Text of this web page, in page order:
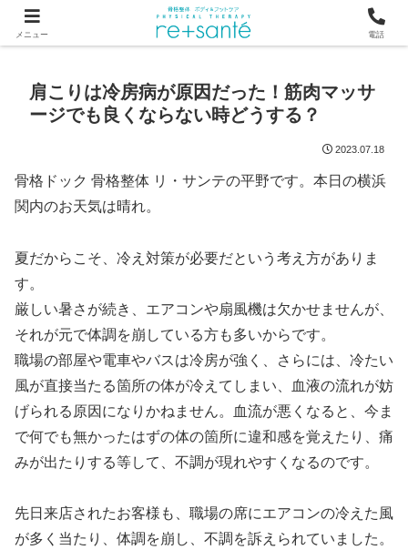
つらい首・肩こり・腰の痛みは、骨から見直す横浜市関内の整体
肩こりは冷房病が原因だった！筋肉マッサ
ージでも良くならない時どうする？
2023.07.18
骨格ドック 骨格整体 リ・サンテの平野です。本日の横浜
関内のお天気は晴れ。
夏だからこそ、冷え対策が必要だという考え方がありま
す。
厳しい暑さが続き、エアコンや扇風機は欠かせませんが、
それが元で体調を崩している方も多いからです。
職場の部屋や電車やバスは冷房が強く、さらには、冷たい
風が直接当たる箇所の体が冷えてしまい、血液の流れが妨
げられる原因になりかねません。血流が悪くなると、今ま
で何でも無かったはずの体の箇所に違和感を覚えたり、痛
みが出たりする等して、不調が現れやすくなるのです。
先日来店されたお客様も、職場の席にエアコンの冷えた風
が多く当たり、体調を崩し、不調を訴えられていました。
メニュー 電話